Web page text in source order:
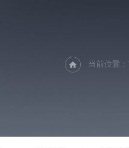
当前位置：